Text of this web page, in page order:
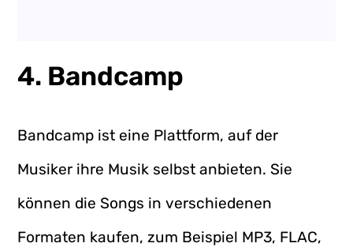
4. Bandcamp
Bandcamp ist eine Plattform, auf der
Musiker ihre Musik selbst anbieten. Sie
können die Songs in verschiedenen
Formaten kaufen, zum Beispiel MP3, FLAC,